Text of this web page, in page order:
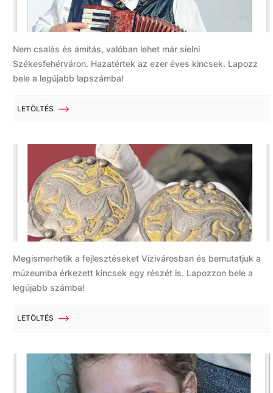
Nem csalás és ámítás, valóban lehet már síelni
Székesfehérváron. Hazatértek az ezer éves kincsek. Lapozz
bele a legújabb lapszámba!
LETÖLTÉS
Megismerhetik a fejlesztéseket Vízivárosban és bemutatjuk a
múzeumba érkezett kincsek egy részét is. Lapozzon bele a
legújabb számba!
LETÖLTÉS